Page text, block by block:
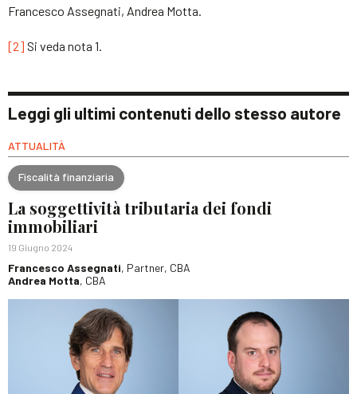
Francesco Assegnati, Andrea Motta.
[2] Si veda nota 1.
Leggi gli ultimi contenuti dello stesso autore
ATTUALITÀ
Fiscalità finanziaria
La soggettività tributaria dei fondi
immobiliari
19 Giugno 2024
Francesco Assegnati, Partner, CBA
Andrea Motta, CBA